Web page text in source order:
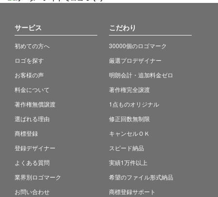
サービス
初めての方へ
ロゴを探す
お客様の声
料金について
著作権無償譲渡
選ばれる理由
商標登録
登録デザイナー
よくある質問
業界別ロゴマーク
お問い合わせ
こだわり
30000個のロゴマーク
厳選プロデザイナー
明朗会計・追加料金ゼロ
著作権完全譲渡
1点ものオリジナル
修正回数無制限
キャンセルＯＫ
スピード納品
実績1万件以上
希望のファイル形式納品
商標登録サポート